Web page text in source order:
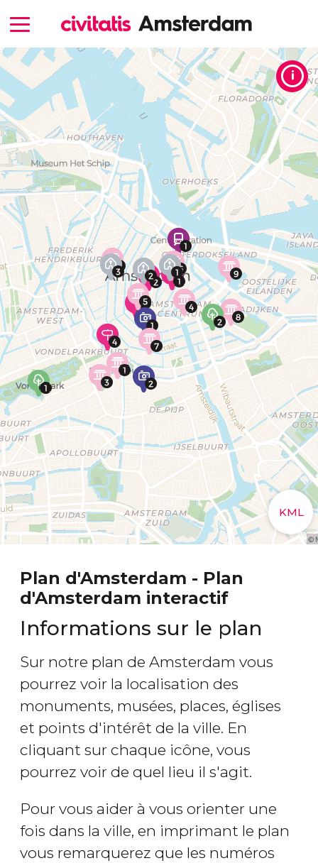
Plan d'Amsterdam - Plan
d'Amsterdam interactif
Informations sur le plan
Sur notre plan de Amsterdam vous
pourrez voir la localisation des
monuments, musées, places, églises
et points d'intérêt de la ville. En
cliquant sur chaque icône, vous
pourrez voir de quel lieu il s'agit.
Pour vous aider à vous orienter une
fois dans la ville, en imprimant le plan
vous remarquerez que les numéros